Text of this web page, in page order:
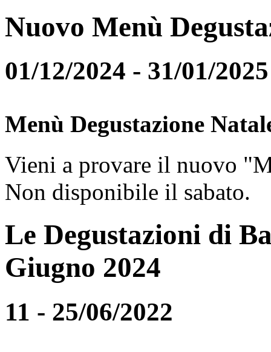
Nuovo Menù
01/12/2024 - 31/01/2025
Menù Degustazione
Vieni a provare il nuovo
Non disponibile il sabato.
Le Degustazioni di
Giugno 2024
11 - 25/06/2022